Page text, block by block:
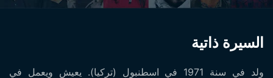
السيرة ذاتية
ولد في سنة 1971 في اسطنبول (تركيا). يعيش ويعمل في